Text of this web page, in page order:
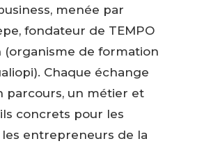
menée par
fondateur de TEMPO
(organisme de formation
Chaque échange
parcours, un métier et
concrets pour les
entrepreneurs de la